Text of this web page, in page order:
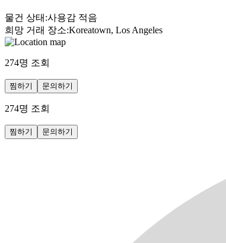
물건 상태 :사용감 적음
희망 거래 장소:Koreatown, Los Angeles
274명 조회
찜하기 문의하기
274명 조회
찜하기 문의하기